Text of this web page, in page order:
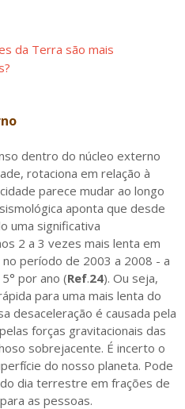
da Terra são mais
dentro do núcleo externo
rotaciona em relação à
parece mudar ao longo
aponta que desde
uma significativa
2 a 3 vezes mais lenta em
período de 2003 a 2008 - a
por ano (Ref.24). Ou seja,
para uma mais lenta do
desaceleração é causada pela
forças gravitacionais das
sobrejacente. É incerto o
do nosso planeta. Pode
dia terrestre em frações de
as pessoas.